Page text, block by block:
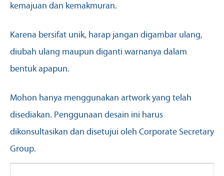
kemajuan dan kemakmuran.
Karena bersifat unik, harap jangan digambar ulang,
diubah ulang maupun diganti warnanya dalam
bentuk apapun.
Mohon hanya menggunakan artwork yang telah
disediakan. Penggunaan desain ini harus
dikonsultasikan dan disetujui oleh Corporate Secretary
Group.